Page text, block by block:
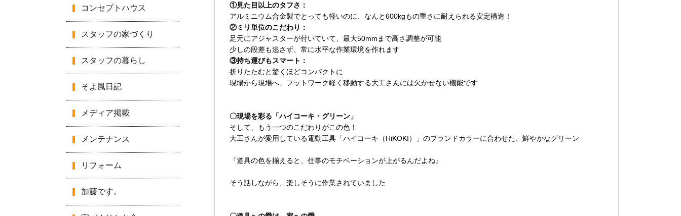
コンセプトハウス
スタッフの家づくり
スタッフの暮らし
そよ風日記
メディア掲載
メンテナンス
リフォーム
加藤です。
①見た目以上のタフさ：
アルミニウム合金製でとっても軽いのに、なんと600kgもの重さに耐えられる安定構造！
②ミリ単位のこだわり：
足元にアジャスターが付いていて、最大50mmまで高さ調整が可能
少しの段差も逃さず、常に水平な作業環境を作れます
③持ち運びもスマート：
折りたたむと驚くほどコンパクトに
現場から現場へ、フットワーク軽く移動する大工さんには欠かせない機能です
〇現場を彩る「ハイコーキ・グリーン」
そして、もう一つのこだわりがこの色！
大工さんが愛用している電動工具「ハイコーキ（HiKOKI）」のブランドカラーに合わせた、鮮やかなグリーン
『道具の色を揃えると、仕事のモチベーションが上がるんだよね』
そう話しながら、楽しそうに作業されていました